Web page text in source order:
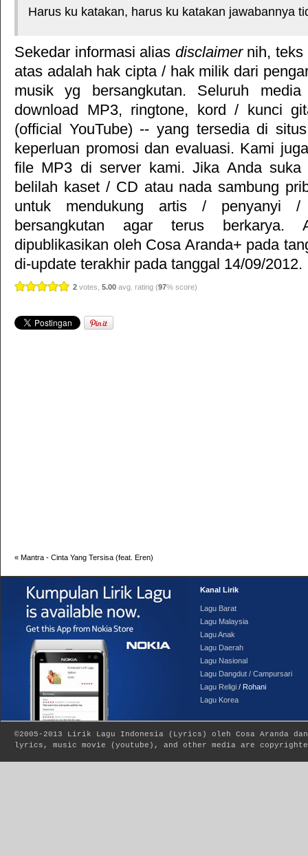
Harus ku katakan, harus ku katakan jawabannya
Sekedar informasi alias disclaimernih, teks
atas adalah hak cipta / hak milik dari
musik yg bersangkutan. Seluruh
download MP3, ringtone, kord / kunci
(official YouTube) -- yang tersedia di
keperluan promosi dan evaluasi. Kami
file MP3 di server kami. Jika Anda
belilah kaset / CD atau nada sambung
untuk mendukung artis / penyanyi
bersangkutan agar terus berkarya.
dipublikasikan oleh Cosa Aranda+ pada
di-update terakhir pada tanggal 14/09/2012.
2 votes, 5.00 avg. rating (97% score)
« Mantra - Cinta Yang Tersisa (feat. Eren)
Kanal Lirik
Lagu Barat
Lagu Malaysia
Lagu Anak
Lagu Daerah
Lagu Nasional
Lagu Dangdut / Campursari
Lagu Religi / Rohani
Lagu Korea
©2005-2013 Lirik Lagu Indonesia ( Lyrics ) oleh Cosa Aranda
lyrics, music movie (youtube), and other media are